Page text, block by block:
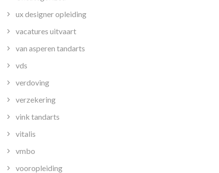
ux designer opleiding
vacatures uitvaart
van asperen tandarts
vds
verdoving
verzekering
vink tandarts
vitalis
vmbo
vooropleiding